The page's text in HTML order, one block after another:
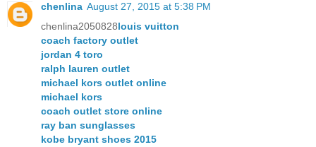
chenlina August 27, 2015 at 5:38 PM
chenlina2050828louis vuitton
coach factory outlet
jordan 4 toro
ralph lauren outlet
michael kors outlet online
michael kors
coach outlet store online
ray ban sunglasses
kobe bryant shoes 2015